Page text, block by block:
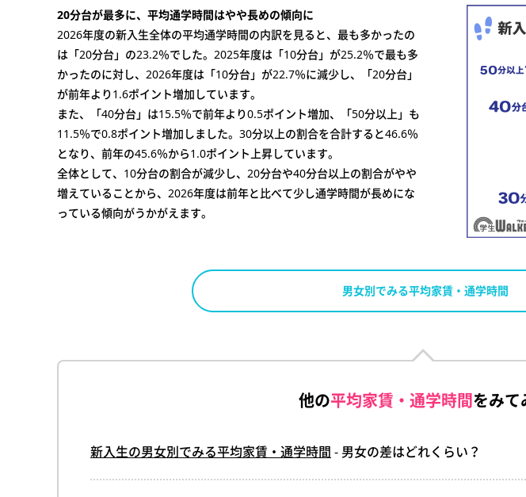
20分台が最多に、平均通学時間はやや長めの傾向に
2026年度の新入生全体の平均通学時間の内訳を見ると、最も多かったの
は「20分台」の23.2％でした。2025年度は「10分台」が25.2％で最も多
かったのに対し、2026年度は「10分台」が22.7％に減少し、「20分台」
が前年より1.6ポイント増加しています。
また、「40分台」は15.5％で前年より0.5ポイント増加、「50分以上」も
11.5％で0.8ポイント増加しました。30分以上の割合を合計すると46.6％
となり、前年の45.6％から1.0ポイント上昇しています。
全体として、10分台の割合が減少し、20分台や40分台以上の割合がやや
増えていることから、2026年度は前年と比べて少し通学時間が長めにな
っている傾向がうかがえます。
男女別でみる平均家賃・通学時間
他の平均家賃・通学時間をみて
新入生の男女別でみる平均家賃・通学時間 - 男女の差はどれくらい？